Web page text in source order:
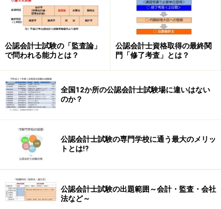
300億円、資産1000億円、負債600億円、といったふう
に、様々な項目と金額が掲載されています。
このそれぞれの項目にウソ、誤りがないかをコツコツ検
証していく地味な作業を積み重ねていきます。
例えば、売上1000億円という項目をチェックするとしま
しょう。売上1000億円というと、何千件、何万件の売上
取引を累計したものです。やみくもにチェックするのは
大変ですから、
(1) どの得意先に対する売上が多いか？ 去年と比べてど
うか？
(2) どの商品の売上が多いか？ 去年と比べてどうか？
公認会計士試験の「監査論」
で問われる能力とは？
公認会計士資格取得の最終関
門「修了考査」とは？
全国12か所の公認会計士試験場に違いはない
のか？
公認会計士試験の専門学校に通う最大のメリッ
トとは!?
公認会計士試験の出題範囲～会計・監査・会社
法など～